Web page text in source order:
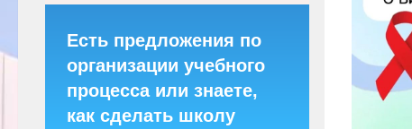
Есть предложения по
организации учебного
процесса или знаете,
как сделать школу